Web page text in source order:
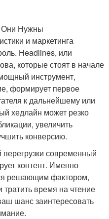
Они Нужны
и маркетинга
Headlines, или
которые стоят в начале
инструмент,
формирует первое
к дальнейшему или
хедлайн может резко
увеличить
конверсию.
современный
контент. Именно
решающим фактором,
тратить время на чтение
шанс заинтересовать